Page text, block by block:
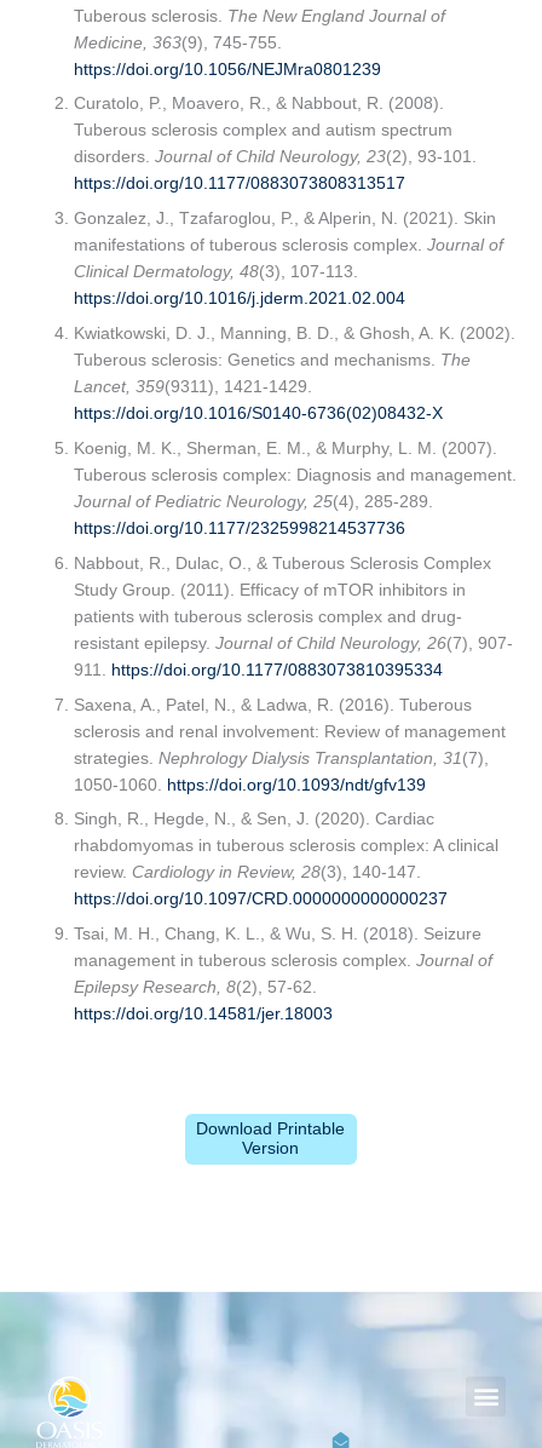
Tuberous sclerosis. The New England Journal of
Medicine, 363(9), 745-755.
https://doi.org/10.1056/NEJMra0801239
Curatolo, P., Moavero, R., & Nabbout, R. (2008).
Tuberous sclerosis complex and autism spectrum
disorders.Journal of Child Neurology, 23(2), 93-101.
https://doi.org/10.1177/0883073808313517
Gonzalez, J., Tzafaroglou, P., & Alperin, N. (2021). Skin
manifestations of tuberous sclerosis complex.Journal of
Clinical Dermatology, 48(3), 107-113.
https://doi.org/10.1016/j.jderm.2021.02.004
Kwiatkowski, D. J., Manning, B. D., & Ghosh, A. K. (2002).
Tuberous sclerosis: Genetics and mechanisms. The
Lancet, 359(9311), 1421-1429.
https://doi.org/10.1016/S0140-6736(02)08432-X
Koenig, M. K., Sherman, E. M., & Murphy, L. M. (2007).
Tuberous sclerosis complex: Diagnosis and management.
Journal of Pediatric Neurology, 25(4), 285-289.
https://doi.org/10.1177/2325998214537736
Nabbout, R., Dulac, O., & Tuberous Sclerosis Complex
Study Group. (2011). Efficacy of mTOR inhibitors in
patients with tuberous sclerosis complex and drug-
resistant epilepsy.Journal of Child Neurology, 26(7), 907-
911. https://doi.org/10.1177/0883073810395334
Saxena, A., Patel, N., & Ladwa, R. (2016). Tuberous
sclerosis and renal involvement: Review of management
strategies.Nephrology Dialysis Transplantation, 31 (7),
1050-1060. https://doi.org/10.1093/ndt/gfv139
Singh, R., Hegde, N., & Sen, J. (2020). Cardiac
rhabdomyomas in tuberous sclerosis complex: A clinical
review. Cardiology in Review, 28(3), 140-147.
https://doi.org/10.1097/CRD.0000000000000237
Tsai, M. H., Chang, K. L., & Wu, S. H. (2018). Seizure
management in tuberous sclerosis complex.Journal of
Epilepsy Research, 8(2), 57-62.
https://doi.org/10.14581/jer.18003
Download Printable
Version